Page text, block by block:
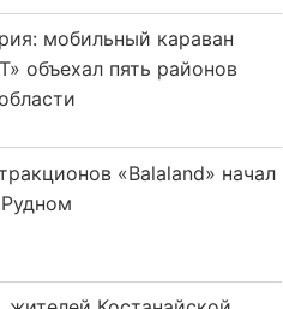
мобильный караван
объехал пять районов
«Balaland» начал